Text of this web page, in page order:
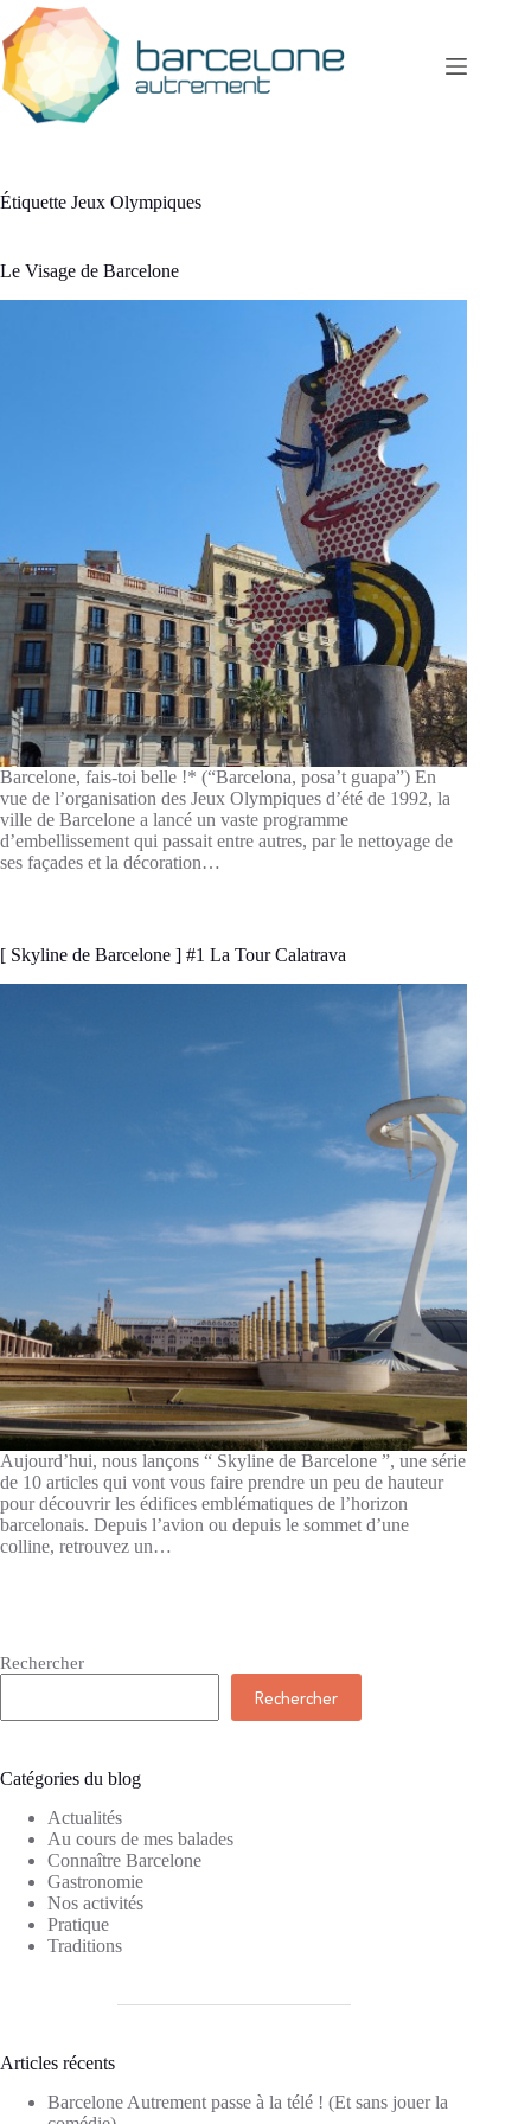
Passer
au
contenu
Étiquette Jeux Olympiques
Le Visage de Barcelone
Barcelone, fais-toi belle !* (“Barcelona, posa’t guapa”) En
vue de l’organisation des Jeux Olympiques d’été de 1992, la
ville de Barcelone a lancé un vaste programme
d’embellissement qui passait entre autres, par le nettoyage de
ses façades et la décoration…
[ Skyline de Barcelone ] #1 La Tour Calatrava
Aujourd’hui, nous lançons “ Skyline de Barcelone ”, une série
de 10 articles qui vont vous faire prendre un peu de hauteur
pour découvrir les édifices emblématiques de l’horizon
barcelonais. Depuis l’avion ou depuis le sommet d’une
colline, retrouvez un…
Rechercher
Rechercher
Catégories du blog
Actualités
Au cours de mes balades
Connaître Barcelone
Gastronomie
Nos activités
Pratique
Traditions
Articles récents
Barcelone Autrement passe à la télé ! (Et sans jouer la